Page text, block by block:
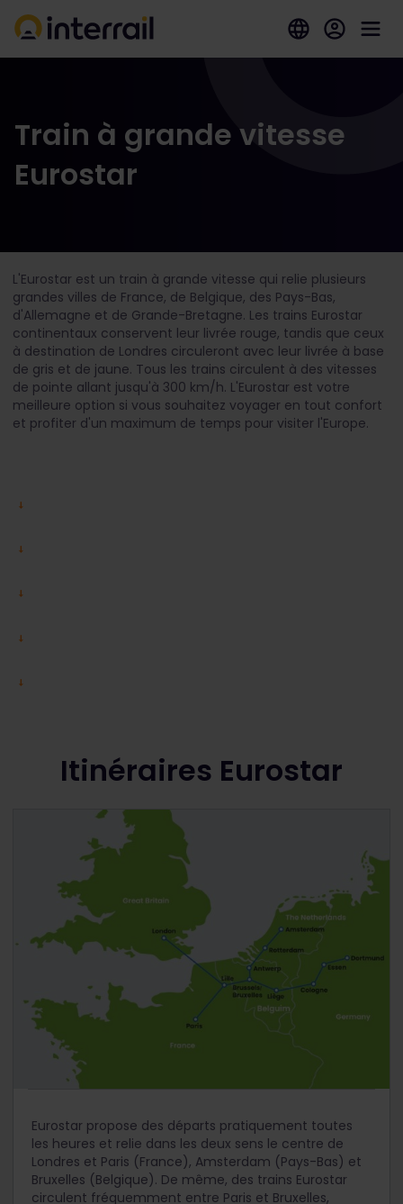
Train à grande vitesse
Eurostar
L'Eurostar est un train à grande vitesse qui relie plusieurs
grandes villes de France, de Belgique, des Pays-Bas,
d'Allemagne et de Grande-Bretagne. Les trains Eurostar
continentaux conservent leur livrée rouge, tandis que ceux
à destination de Londres circuleront avec leur livrée à base
de gris et de jaune. Tous les trains circulent à des vitesses
de pointe allant jusqu'à 300 km/h. L'Eurostar est votre
meilleure option si vous souhaitez voyager en tout confort
et profiter d'un maximum de temps pour visiter l'Europe.
Itinéraires Eurostar
Eurostar propose des départs pratiquement toutes
les heures et relie dans les deux sens le centre de
Londres et Paris (France), Amsterdam (Pays-Bas) et
Bruxelles (Belgique). De même, des trains Eurostar
circulent fréquemment entre Paris et Bruxelles,